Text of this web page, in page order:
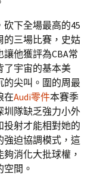
下全場最高的45
的三場比賽，史姑
他獲評為CBA常
了宇宙的基本美
的尖叫。圍的周最
在Audi零件本賽季
圳隊缺乏強力小外
投射才能相對她的
強迫協調模式，這
消化大批球權，
間。